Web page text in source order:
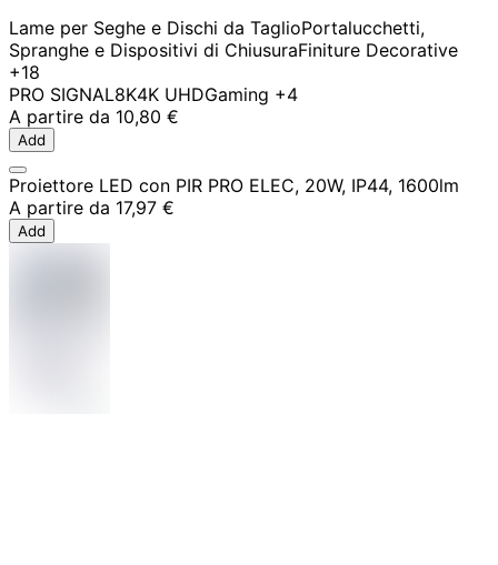
Lame per Seghe e Dischi da TaglioPortalucchetti,
Spranghe e Dispositivi di ChiusuraFiniture Decorative
+18
PRO SIGNAL8K4K UHDGaming +4
A partire da 10,80 €
Add
Proiettore LED con PIR PRO ELEC, 20W, IP44, 1600lm
A partire da 17,97 €
Add